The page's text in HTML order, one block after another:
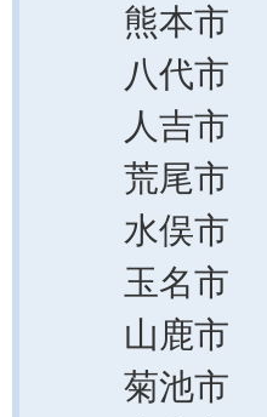
熊本市
八代市
人吉市
荒尾市
水俣市
玉名市
山鹿市
菊池市